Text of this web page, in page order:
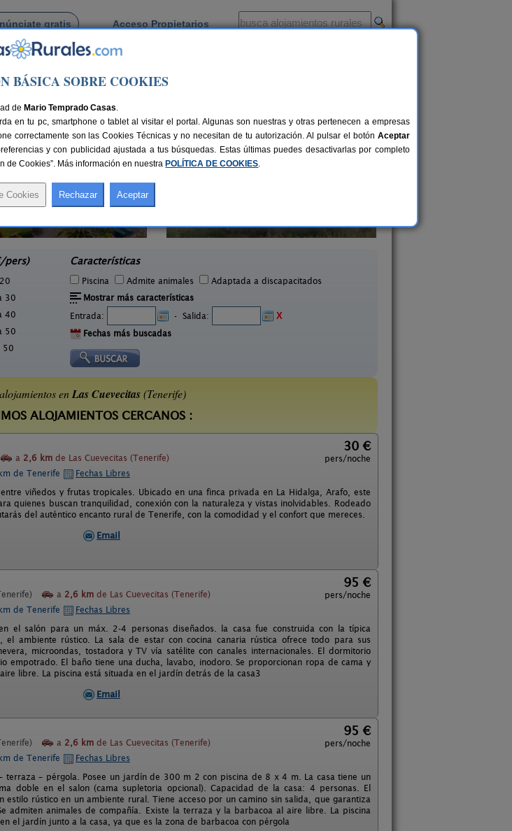
gratis Acceso Propietarios
del Monte
pers)
30
40
50
50
Características
Piscina Admite animales
Adaptada a discapacitados
Mostrar más características
Entrada:
- Salida:
X
Fechas más buscadas
enLas Cuevecitas(Tenerife)
ALOJAMIENTOS CERCANOS :
a 2,6 km de Las Cuevecitas (Tenerife)
30 €
pers/noche
de Tenerife
Fechas Libres
viñedos y frutas tropicales. Ubicado en una finca privada en La Hidalga, Arafo, este
quienes buscan tranquilidad, conexión con la naturaleza y vistas inolvidables. Rodeado
del auténtico encanto rural de Tenerife, con la comodidad y el confort que mereces.
Email
a 2,6 km de Las Cuevecitas (Tenerife)
95 €
pers/noche
de Tenerife
Fechas Libres
el salón para un máx. 2-4 personas diseñados. la casa fue construida con la típica
el ambiente rústico. La sala de estar con cocina canaria rústica ofrece todo para sus
microondas, tostadora y TV vía satélite con canales internacionales. El dormitorio
empotrado. El baño tiene una ducha, lavabo, inodoro. Se proporcionan ropa de cama y
libre. La piscina está situada en el jardín detrás de la casa3
Email
a 2,6 km de Las Cuevecitas (Tenerife)
95 €
pers/noche
de Tenerife
Fechas Libres
– pérgola. Posee un jardín de 300 m 2 con piscina de 8 x 4 m. La casa tiene un
doble en el salon (cama supletoria opcional). Capacidad de la casa: 4 personas. El
estilo rústico en un ambiente rural. Tiene acceso por un camino sin salida, que garantiza
admiten animales de compañía. Existe la terraza y la barbacoa al aire libre. La piscina
el jardín junto a la casa, ya que es la zona de barbacoa con pérgola
BÁSICA SOBRE COOKIES
de Mario Temprado Casas.
en tu pc, smartphone o tablet al visitar el portal. Algunas son nuestras y otras pertenecen a empresas
correctamente son las Cookies Técnicas y no necesitan de tu autorización. Al pulsar el botón Aceptar
y con publicidad ajustada a tus búsquedas. Estas últimas puedes desactivarlas por completo
de Cookies”. Más información en nuestra POLÍTICA DE COOKIES.